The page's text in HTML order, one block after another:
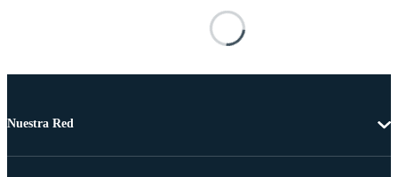
Nuestra Red